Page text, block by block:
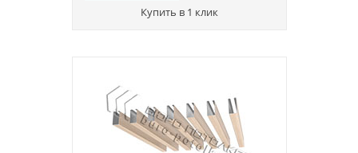
Купить в 1 клик